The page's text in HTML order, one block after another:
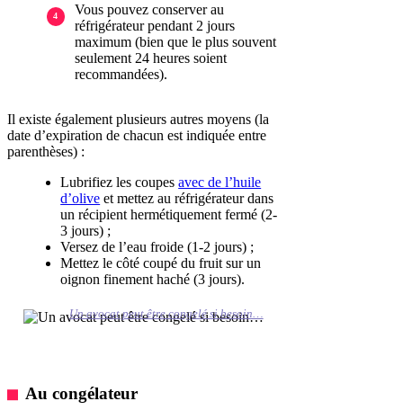
Vous pouvez conserver au
réfrigérateur pendant 2 jours
maximum (bien que le plus souvent
seulement 24 heures soient
recommandées).
Il existe également plusieurs autres moyens (la
date d’expiration de chacun est indiquée entre
parenthèses) :
Lubrifiez les coupesavec de l’huile
d’olive et mettez au réfrigérateur dans
un récipient hermétiquement fermé (2-
3 jours) ;
Versez de l’eau froide (1-2 jours) ;
Mettez le côté coupé du fruit sur un
oignon finement haché (3 jours).
Un avocat peut être congelé si besoin…
Au congélateur